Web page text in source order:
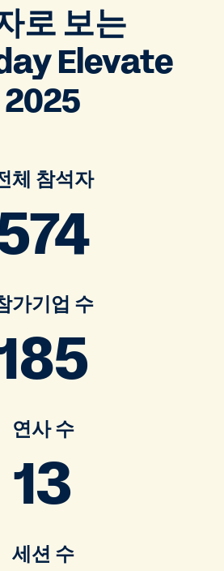
로 보는
Elevate
2025
체 참석자
가기업 수
연사 수
13
세션 수